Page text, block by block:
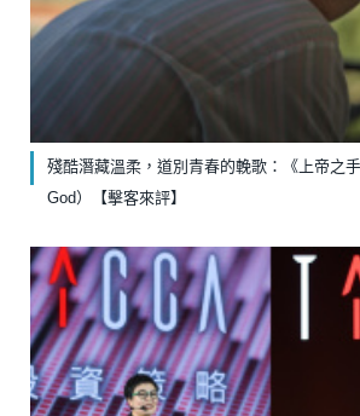
殘酷潛藏溫柔，道別青春的輓歌：《上帝之
God）【擊客來評】